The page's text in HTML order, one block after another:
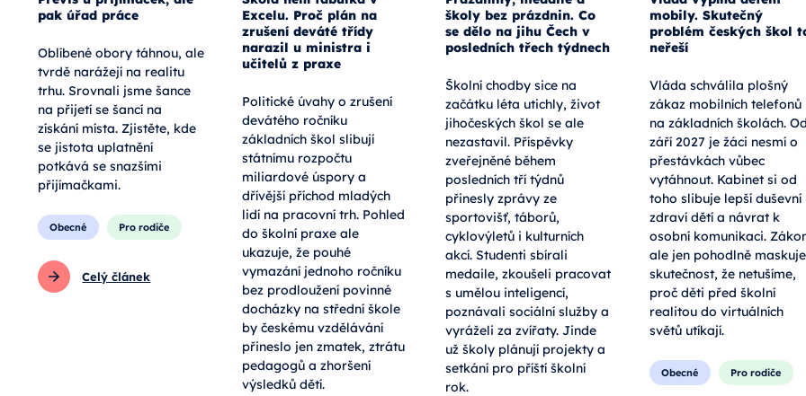
pak úřad práce
Oblíbené obory táhnou, ale
tvrdě narážejí na realitu
trhu. Srovnali jsme šance
na přijetí se šancí na
získání místa. Zjistěte, kde
se jistota uplatnění
potkává se snazšími
přijímačkami.
Obecné Pro rodiče
Celý článek
Excelu. Proč plán na
zrušení deváté třídy
narazil u ministra i
učitelů z praxe
Politické úvahy o zrušení
devátého ročníku
základních škol slibují
státnímu rozpočtu
miliardové úspory a
dřívější příchod mladých
lidí na pracovní trh. Pohled
do školní praxe ale
ukazuje, že pouhé
vymazání jednoho ročníku
bez prodloužení povinné
docházky na střední škole
by českému vzdělávání
přineslo jen zmatek, ztrátu
pedagogů a zhoršení
výsledků dětí.
školy bez prázdnin. Co
se dělo na jihu Čech v
posledních třech týdnech
Školní chodby sice na
začátku léta utichly, život
jihočeských škol se ale
nezastavil. Příspěvky
zveřejněné během
posledních tří týdnů
přinesly zprávy ze
sportovišť, táborů,
cyklovýletů i kulturních
akcí. Studenti sbírali
medaile, zkoušeli pracovat
s umělou inteligencí,
poznávali sociální služby a
vyráželi za zvířaty. Jinde
už školy plánují projekty a
setkání pro příští školní
rok.
mobily. Skutečný
problém českých škol
neřeší
Vláda schválila plošný
zákaz mobilních telefonů
na základních školách.
září 2027 je žáci nesmí o
přestávkách vůbec
vytáhnout. Kabinet si od
toho slibuje lepší duševní
zdraví dětí a návrat k
osobní komunikaci.
ale jen pohodlně maskuje
skutečnost, že netušíme,
proč děti před školní
realitou do virtuálních
světů utíkají.
Obecné Pro rodiče